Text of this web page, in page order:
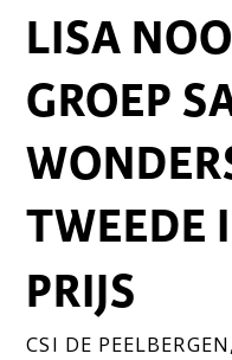
LISA
GROEP
TWEEDE
PRIJS
CSI DE PEELBERGEN,